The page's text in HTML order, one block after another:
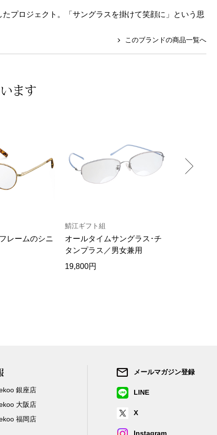
プロジェクト。「サングラスを掛けて笑顔に」という思
このブランドの商品一覧へ
ます
レームのシニ
鯖江ギフト組
オールタイムサングラス･チ
タンプラス／男女兼用
19,800円
銀座店
大阪店
福岡店
メールマガジン登録
LINE
X
Instagram